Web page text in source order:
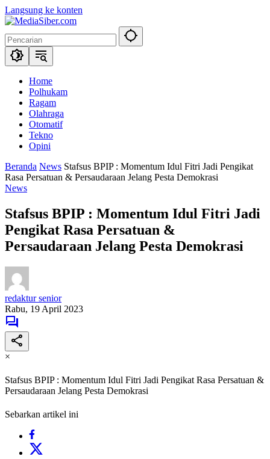
Langsung ke konten
Home
Polhukam
Ragam
Olahraga
Otomatif
Tekno
Opini
Beranda News Stafsus BPIP : Momentum Idul Fitri Jadi Pengikat
Rasa Persatuan & Persaudaraan Jelang Pesta Demokrasi
News
Stafsus BPIP : Momentum Idul Fitri Jadi
Pengikat Rasa Persatuan &
Persaudaraan Jelang Pesta Demokrasi
redaktur senior
Rabu, 19 April 2023
×
Stafsus BPIP : Momentum Idul Fitri Jadi Pengikat Rasa Persatuan &
Persaudaraan Jelang Pesta Demokrasi
Sebarkan artikel ini